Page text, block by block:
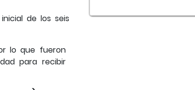
de los seis
lo que fueron
para recibir